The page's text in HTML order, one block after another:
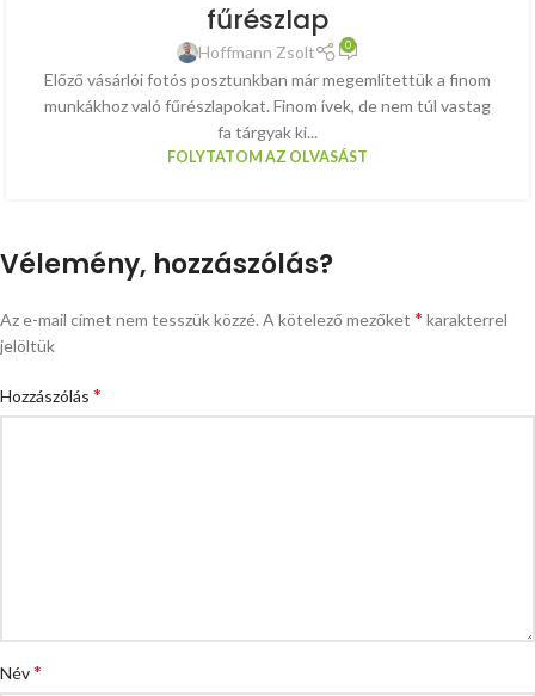
fűrészlap
Hoffmann Zsolt 0
Előző vásárlói fotós posztunkban már megemlítettük a finom
munkákhoz való fűrészlapokat. Finom ívek, de nem túl vastag
fa tárgyak ki...
FOLYTATOM AZ OLVASÁST
Vélemény, hozzászólás?
Az e-mail címet nem tesszük közzé. A kötelező mezőket * karakterrel
jelöltük
Hozzászólás *
Név*